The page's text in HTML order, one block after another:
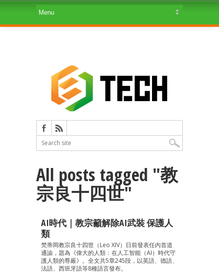
All posts tagged "教
宗良十四世"
AI時代｜教宗籲解除AI武裝 保護人
類
梵蒂岡教宗良十四世（Leo XIV）日前發表任內首道
通諭，題為《偉大的人類：在人工智能（AI）時代守
護人類的尊嚴》。全文共5章245段，以英語、德語、
法語、西班牙語等8種語言發布。